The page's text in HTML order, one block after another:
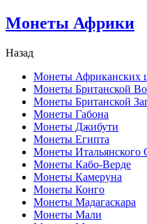
Монеты Африки
Назад
Монеты Африканских
Монеты Британской
Монеты Британской
Монеты Габона
Монеты Джибути
Монеты Египта
Монеты Итальянского
Монеты Кабо-Верде
Монеты Камеруна
Монеты Конго
Монеты Мадагаскара
Монеты Мали